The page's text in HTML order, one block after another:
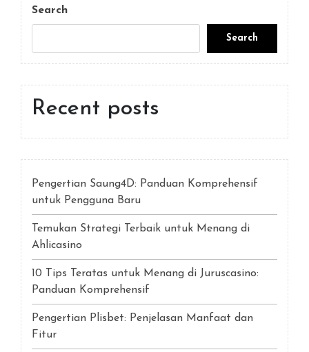
Search
Search
Recent posts
Pengertian Saung4D: Panduan Komprehensif
untuk Pengguna Baru
Temukan Strategi Terbaik untuk Menang di
Ahlicasino
10 Tips Teratas untuk Menang di Juruscasino:
Panduan Komprehensif
Pengertian Plisbet: Penjelasan Manfaat dan
Fitur